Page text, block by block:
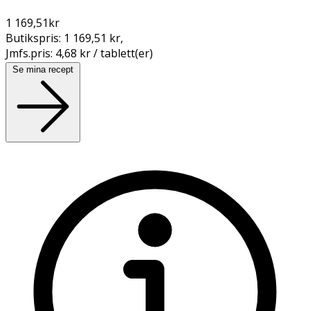
1 169,51kr
Butikspris: 1 169,51 kr,
Jmfs.pris: 4,68 kr / tablett(er)
Se mina recept